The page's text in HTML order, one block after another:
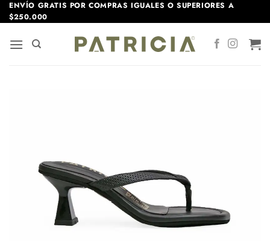
Saltar
al
contenido
ENVÍO GRATIS POR COMPRAS IGUALES O SUPERIORES A
$250.000